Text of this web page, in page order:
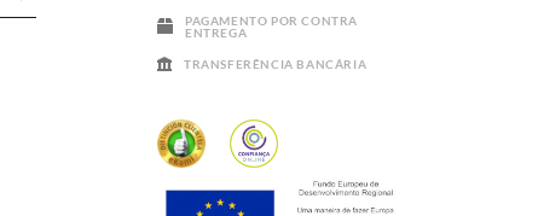
PAGAMENTO POR CONTRA
ENTREGA
TRANSFERÊNCIA BANCÁRIA